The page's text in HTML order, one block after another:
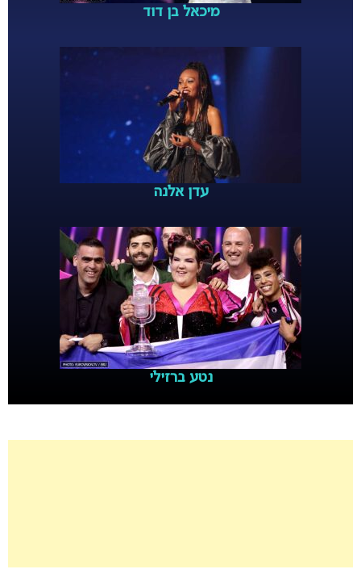
מיכאל בן דוד
עדן אלנה
נטע ברזילי